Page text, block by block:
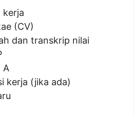
kerja
(CV)
dan transkrip nilai
A
kerja (jika ada)